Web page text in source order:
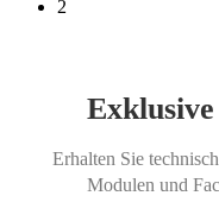
2
Erhalten Sie
Modulen und